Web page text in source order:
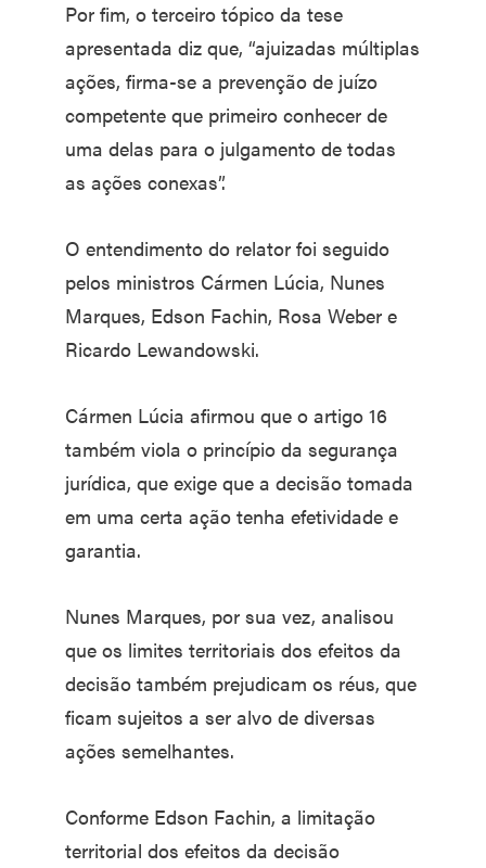
Por fim, o terceiro tópico da tese
apresentada diz que, “ajuizadas múltiplas
ações, firma-se a prevenção de juízo
competente que primeiro conhecer de
uma delas para o julgamento de todas
as ações conexas”.
O entendimento do relator foi seguido
pelos ministros Cármen Lúcia, Nunes
Marques, Edson Fachin, Rosa Weber e
Ricardo Lewandowski.
Cármen Lúcia afirmou que o artigo 16
também viola o princípio da segurança
jurídica, que exige que a decisão tomada
em uma certa ação tenha efetividade e
garantia.
Nunes Marques, por sua vez, analisou
que os limites territoriais dos efeitos da
decisão também prejudicam os réus, que
ficam sujeitos a ser alvo de diversas
ações semelhantes.
Conforme Edson Fachin, a limitação
territorial dos efeitos da decisão